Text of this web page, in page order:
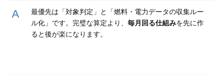
最優先は「対象判定」と「燃料・電力データの収集ルー
ル化」です。完璧な算定より、 毎月回る仕組みを先に作
ると後が楽になります。